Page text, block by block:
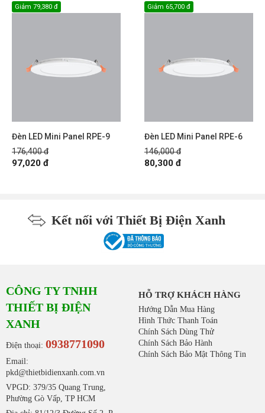
Đèn LED Mini Panel RPE-9
176,400 đ
Giảm 79,380 đ
97,020 đ
Đèn LED Mini Panel RPE-6
146,000 đ
Giảm 65,700 đ
80,300 đ
Kết nối với Thiết Bị Điện Xanh
CÔNG TY TNHH
THIẾT BỊ ĐIỆN
XANH
Điện thoại: 0938771090
Email:
pkd@thietbidienxanh.com.vn
VPGD: 379/35 Quang Trung,
Phường Gò Vấp, TP HCM
HỖ TRỢ KHÁCH HÀNG
Hướng Dẫn Mua Hàng
Hình Thức Thanh Toán
Chính Sách Dùng Thử
Chính Sách Bảo Hành
Chính Sách Bảo Mật Thông Tin